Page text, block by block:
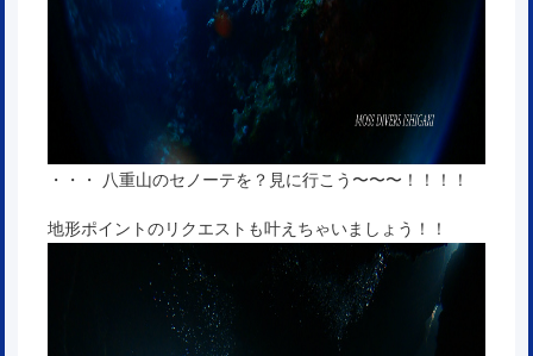
・・・ 八重山のセノーテを？見に行こう〜〜〜！！！！
地形ポイントのリクエストも叶えちゃいましょう！！